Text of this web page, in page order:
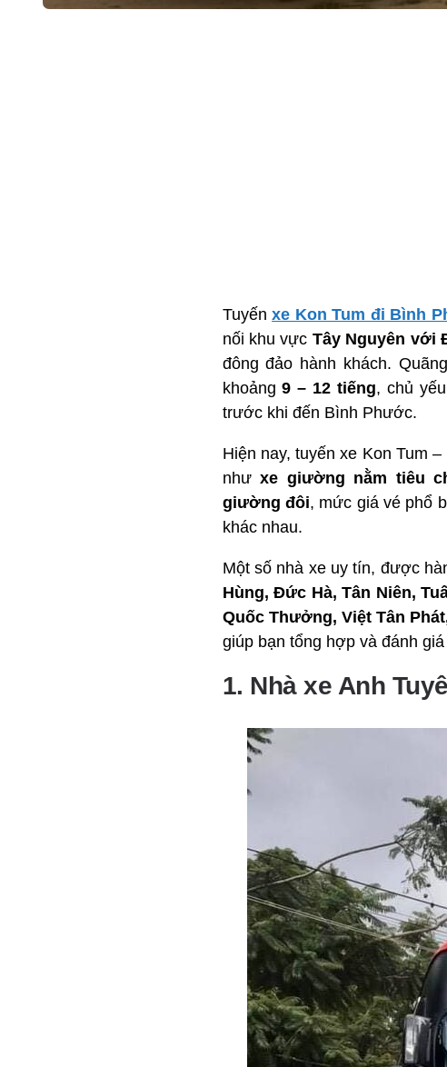
Tuyếnxe Kon Tum đi Bình
nối khu vực Tây Nguyên với
đông đảo hành khách.
khoảng9 – 12 tiếng, chủ
trước khi đến Bình Phước.
Hiện nay, tuyến xe Kon Tum
nhưxe giường nằm tiêu
giường đôi, mức giá vé phổ
khác nhau.
Một số nhà xe uy tín, được
Hùng, Đức Hà, Tân Niên,
Quốc Thưởng, Việt Tân
giúp bạn tổng hợp và đánh
1. Nhà xe Anh